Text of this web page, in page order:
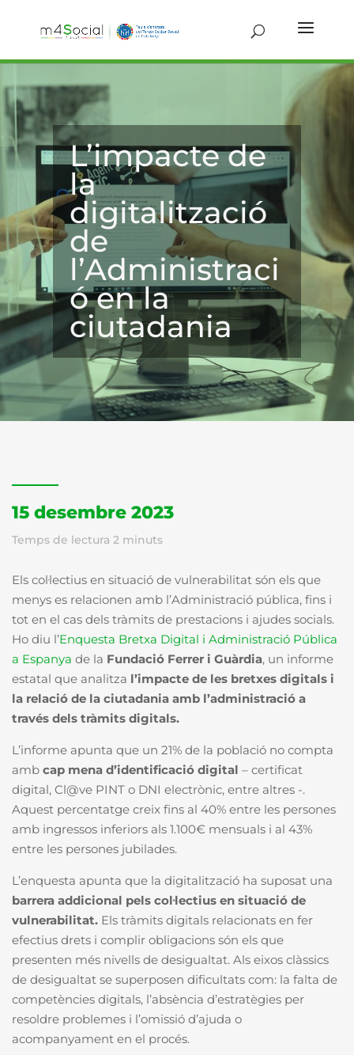
L’impacte de
la
digitalització
de
l’Administraci
ó en la
ciutadania
15 desembre 2023
Temps de lectura 2 minuts
Els col·lectius en situació de vulnerabilitat són els que
menys es relacionen amb l’Administració pública, fins i
tot en el cas dels tràmits de prestacions i ajudes socials.
Ho diu l’Enquesta Bretxa Digital i Administració Pública
a Espanya de la Fundació Ferrer i Guàrdia, un informe
estatal que analitza l’impacte de les bretxes digitals i
la relació de la ciutadania amb l’administració a
través dels tràmits digitals.
L’informe apunta que un 21% de la població no compta
amb cap mena d’identificació digital – certificat
digital, Cl@ve PINT o DNI electrònic, entre altres -.
Aquest percentatge creix fins al 40% entre les persones
amb ingressos inferiors als 1.100€ mensuals i al 43%
entre les persones jubilades.
L’enquesta apunta que la digitalització ha suposat una
barrera addicional pels col·lectius en situació de
vulnerabilitat. Els tràmits digitals relacionats en fer
efectius drets i complir obligacions són els que
presenten més nivells de desigualtat. Als eixos clàssics
de desigualtat se superposen dificultats com: la falta de
competències digitals, l’absència d’estratègies per
resoldre problemes i l’omissió d’ajuda o
acompanyament en el procés.